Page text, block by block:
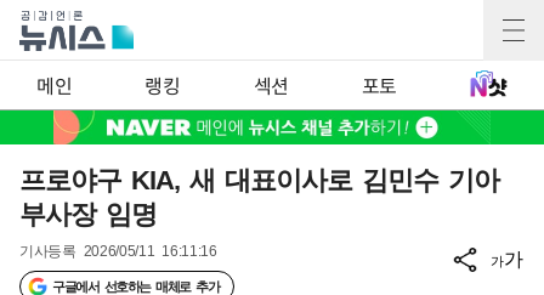
메인 랭킹 섹션 포토
프로야구 KIA, 새 대표이사로 김민수 기아
부사장 임명
기사등록 2026/05/11 16:11:16
구글에서 선호하는 매체로 추가
가가